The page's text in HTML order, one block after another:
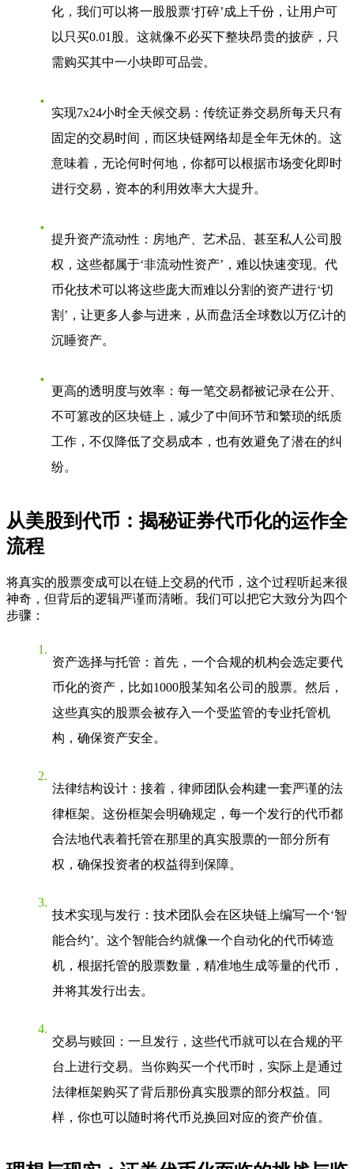
化，我们可以将一股股票‘打碎’成上千份，让用户可
以只买0.01股。这就像不必买下整块昂贵的披萨，只
需购买其中一小块即可品尝。
实现7x24小时全天候交易 ：传统证券交易所每天只有
固定的交易时间，而区块链网络却是全年无休的。这
意味着，无论何时何地，你都可以根据市场变化即时
进行交易，资本的利用效率大大提升。
提升资产流动性 ：房地产、艺术品、甚至私人公司股
权，这些都属于‘非流动性资产’，难以快速变现。代
币化技术可以将这些庞大而难以分割的资产进行‘切
割’，让更多人参与进来，从而盘活全球数以万亿计的
沉睡资产。
更高的透明度与效率 ：每一笔交易都被记录在公开、
不可篡改的区块链上，减少了中间环节和繁琐的纸质
工作，不仅降低了交易成本，也有效避免了潜在的纠
纷。
从美股到代币：揭秘证券代币化的运作全
流程
将真实的股票变成可以在链上交易的代币，这个过程听起来很
神奇，但背后的逻辑严谨而清晰。我们可以把它大致分为四个
步骤：
资产选择与托管 ：首先，一个合规的机构会选定要代
币化的资产，比如1000股某知名公司的股票。然后，
这些真实的股票会被存入一个受监管的专业托管机
构，确保资产安全。
法律结构设计 ：接着，律师团队会构建一套严谨的法
律框架。这份框架会明确规定，每一个发行的代币都
合法地代表着托管在那里的真实股票的一部分所有
权，确保投资者的权益得到保障。
技术实现与发行 ：技术团队会在区块链上编写一个‘智
能合约’。这个智能合约就像一个自动化的代币铸造
机，根据托管的股票数量，精准地生成等量的代币，
并将其发行出去。
交易与赎回 ：一旦发行，这些代币就可以在合规的平
台上进行交易。当你购买一个代币时，实际上是通过
法律框架购买了背后那份真实股票的部分权益。同
样，你也可以随时将代币兑换回对应的资产价值。